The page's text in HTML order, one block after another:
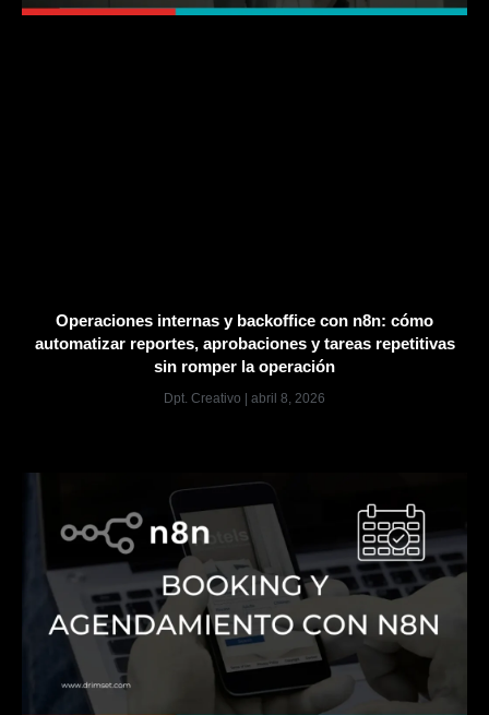
Operaciones internas y backoffice con n8n: cómo
automatizar reportes, aprobaciones y tareas repetitivas
sin romper la operación
Dpt. Creativo abril 8, 2026